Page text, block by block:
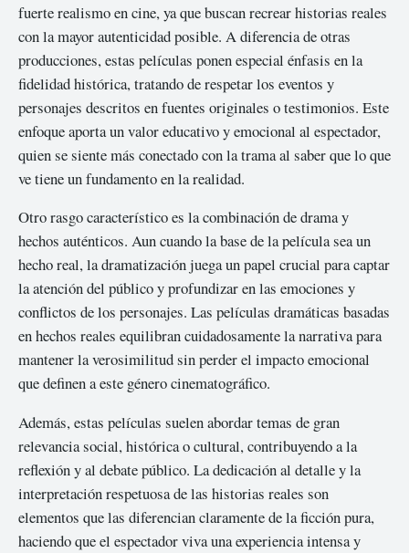
fuerte realismo en cine, ya que buscan recrear historias reales
con la mayor autenticidad posible. A diferencia de otras
producciones, estas películas ponen especial énfasis en la
fidelidad histórica, tratando de respetar los eventos y
personajes descritos en fuentes originales o testimonios. Este
enfoque aporta un valor educativo y emocional al espectador,
quien se siente más conectado con la trama al saber que lo que
ve tiene un fundamento en la realidad.
Otro rasgo característico es la combinación de drama y
hechos auténticos. Aun cuando la base de la película sea un
hecho real, la dramatización juega un papel crucial para captar
la atención del público y profundizar en las emociones y
conflictos de los personajes. Las películas dramáticas basadas
en hechos reales equilibran cuidadosamente la narrativa para
mantener la verosimilitud sin perder el impacto emocional
que definen a este género cinematográfico.
Además, estas películas suelen abordar temas de gran
relevancia social, histórica o cultural, contribuyendo a la
reflexión y al debate público. La dedicación al detalle y la
interpretación respetuosa de las historias reales son
elementos que las diferencian claramente de la ficción pura,
haciendo que el espectador viva una experiencia intensa y